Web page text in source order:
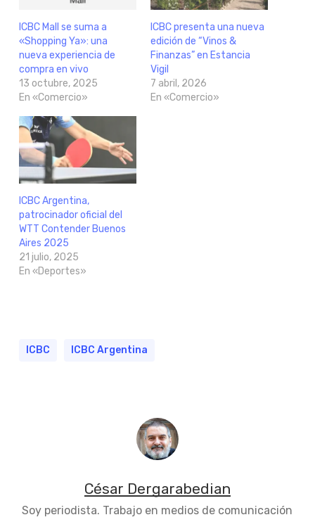
ICBC Mall se suma a
«Shopping Ya»: una
nueva experiencia de
compra en vivo
13 octubre, 2025
En «Comercio»
ICBC presenta una nueva
edición de “Vinos &
Finanzas” en Estancia
Vigil
7 abril, 2026
En «Comercio»
ICBC Argentina,
patrocinador oficial del
WTT Contender Buenos
Aires 2025
21 julio, 2025
En «Deportes»
ICBC ICBC Argentina
César Dergarabedian
Soy periodista. Trabajo en medios de comunicación